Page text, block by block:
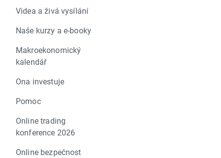
Videa a živá vysílání
Naše kurzy a e-booky
Makroekonomický
kalendář
Ona investuje
Pomoc
Online trading
konference 2026
Online bezpečnost